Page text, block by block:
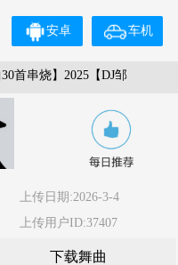
车机
安卓
首串烧】2025【DJ邹
上传日期:2026-3-4
上传用户ID:37407
下载舞曲